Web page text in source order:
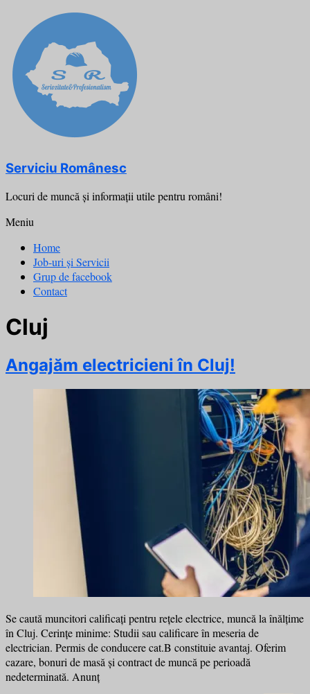
content
Serviciu Românesc
Locuri de muncă şi informații utile pentru români!
Meniu
Home
Job-uri și Servicii
Grup de facebook
Contact
Cluj
Angajăm electricieni în Cluj!
Se caută muncitori calificați pentru rețele electrice, muncă la înălțime
în Cluj. Cerințe minime: Studii sau calificare în meseria de
electrician. Permis de conducere cat.B constituie avantaj. Oferim
cazare, bonuri de masă și contract de muncă pe perioadă
nedeterminată. Anunţ